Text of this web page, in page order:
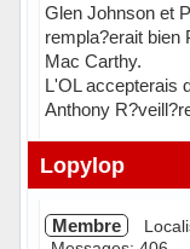
Glen Johnson et
rempla?erait bien
Mac Carthy.
L'OL accepterais
Anthony
Hors ligne
Lopylop
Membre